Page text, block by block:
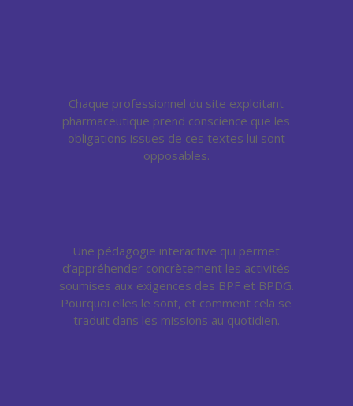
Chaque professionnel du site exploitant
pharmaceutique prend conscience que les
obligations issues de ces textes lui sont
opposables.
Une pédagogie interactive qui permet
d’appréhender concrètement les activités
soumises aux exigences des BPF et BPDG.
Pourquoi elles le sont, et comment cela se
traduit dans les missions au quotidien.